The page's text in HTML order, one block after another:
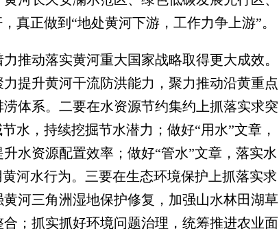
真正做到“地处黄河下游，工作力争上游”。
动落实黄河重大国家战略取得更大成效。
提升黄河干流防洪能力，聚力推动沿黄重点
体系。二要在水资源节约集约上抓落实求突
水，持续挖掘节水潜力；做好“用水”文章，
水资源配置效率；做好“管水”文章，落实水
河水行为。三要在生态环境保护上抓落实求
河三角洲湿地保护修复，加强山水林田湖草
；抓实抓好环境问题治理，统筹推进农业面